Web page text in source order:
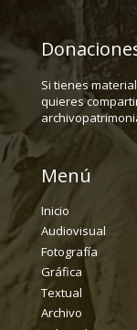
Si tienes
quieres
Menú
Inicio
Audiovisual
Fotografía
Gráfica
Textual
Archivo